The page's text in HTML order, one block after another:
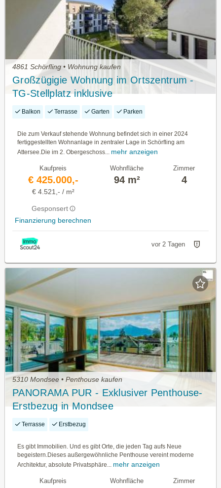
4861 Schörfling • Wohnung kaufen
Großzügigie Wohnung im Ortszentrum -
TG-Stellplatz inklusive
Balkon Terrasse Garten Parken
Die zum Verkauf stehende Wohnung befindet sich in einer 2024
fertiggestellten Wohnanlage in zentraler Lage in Schörfling am
Attersee.Die im 2. Obergeschoss... mehr anzeigen
Kaufpreis
€ 425.000,-
€ 4.521,- / m²
Gesponsert
Finanzierung berechnen
Wohnfläche
94 m²
Zimmer
4
vor 2 Tagen
5310 Mondsee • Penthouse kaufen
PANORAMA PUR - Exklusiver Penthouse-
Erstbezug in Mondsee
Terrasse Erstbezug
Es gibt Immobilien. Und es gibt Orte, die jeden Tag aufs Neue
begeistern.Dieses außergewöhnliche Penthouse vereint moderne
Architektur, absolute Privatsphäre...
mehr anzeigen
Kaufpreis Wohnfläche Zimmer